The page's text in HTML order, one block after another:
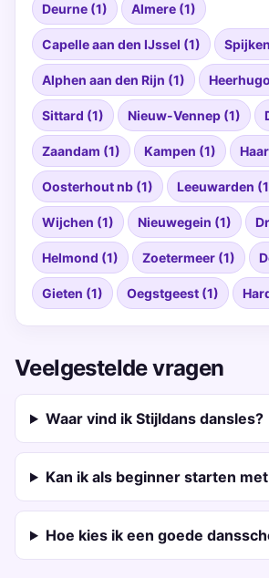
Deurne (1) Almere (1)
Capelle aan den IJssel (1)
Alphen aan den Rijn (1)
Sittard (1) Nieuw-Vennep (1)
Zaandam (1) Kampen (1)
Oosterhout nb (1) Leeuwarden
Wijchen (1) Nieuwegein (1)
Helmond (1) Zoetermeer (1)
Gieten (1) Oegstgeest (1)
Veelgestelde vragen
Waar vind ik Stijldans dansles?
Kan ik als beginner starten
Hoe kies ik een goede